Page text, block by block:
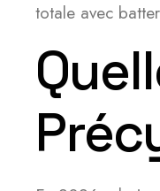
totale avec